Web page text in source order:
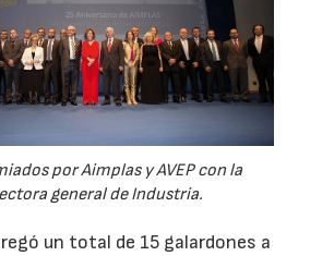
por Aimplas y AVEP con la
general de Industria.
un total de 15 galardones a